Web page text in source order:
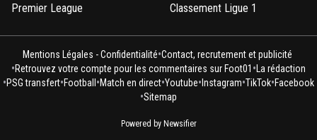
Premier League
Classement Ligue 1
Mentions Légales - Confidentialité•Contact, recrutement et publicité
•Retrouvez votre compte pour les commentaires sur Foot01 • La rédaction
•PSG transfert•Football •Match en direct•Youtube• Instagram•TikTok•Facebook
•Sitemap
Powered by Newsifier